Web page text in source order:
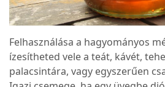
Felhasználása a hagyományos
ízesítheted vele a teát, kávét,
palacsintára, vagy egyszerűen